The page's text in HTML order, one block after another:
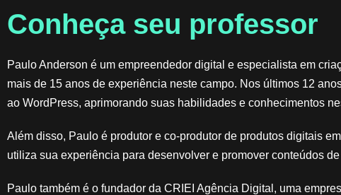
Conheça seu professor​
Paulo Anderson é um empreendedor digital e especialista em
mais de 15 anos de experiência neste campo. Nos últimos 12
ao WordPress, aprimorando suas habilidades e conhecimentos
Além disso, Paulo é produtor e co-produtor de produtos digitais
utiliza sua experiência para desenvolver e promover conteúdos
Paulo também é o fundador da CRIEI Agência Digital, uma